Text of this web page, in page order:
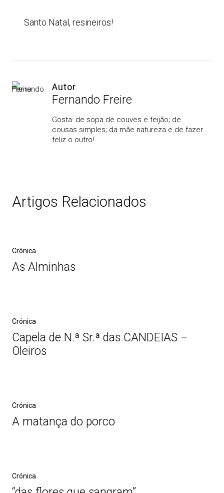
Santo Natal, resineiros!
Autor
Fernando Freire
Gosta: de sopa de couves e feijão; de
cousas simples; da mãe natureza e de fazer
feliz o outro!
Artigos Relacionados
Crónica
As Alminhas
Crónica
Capela de N.ª Sr.ª das CANDEIAS –
Oleiros
Crónica
A matança do porco
Crónica